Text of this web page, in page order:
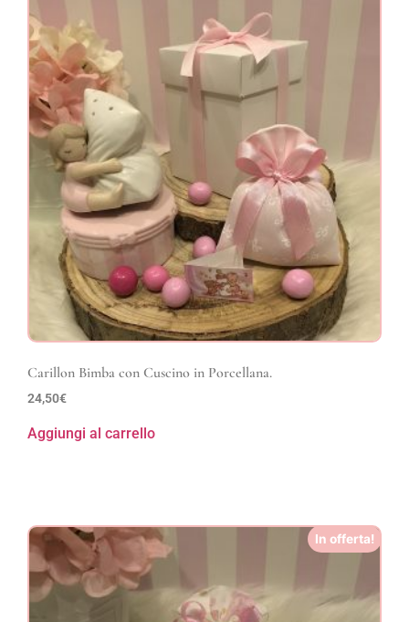
Carillon Bimba con Cuscino in Porcellana.
24,50€
Aggiungi al carrello
In offerta!